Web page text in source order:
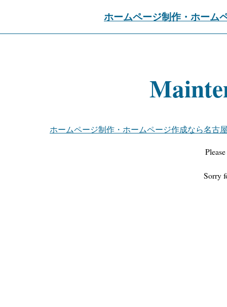
ホームページ制作・ホーム
ホームページ制作・ホームページ作成なら名古
Sorry